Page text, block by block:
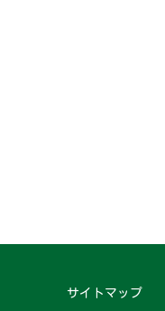
サイトマップ